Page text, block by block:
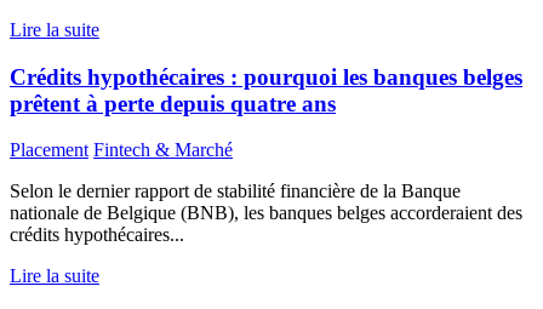
Lire la suite
Crédits hypothécaires : pourquoi les banques belges
prêtent à perte depuis quatre ans
Placement Fintech & Marché
Selon le dernier rapport de stabilité financière de la Banque
nationale de Belgique (BNB), les banques belges accorderaient des
crédits hypothécaires...
Lire la suite